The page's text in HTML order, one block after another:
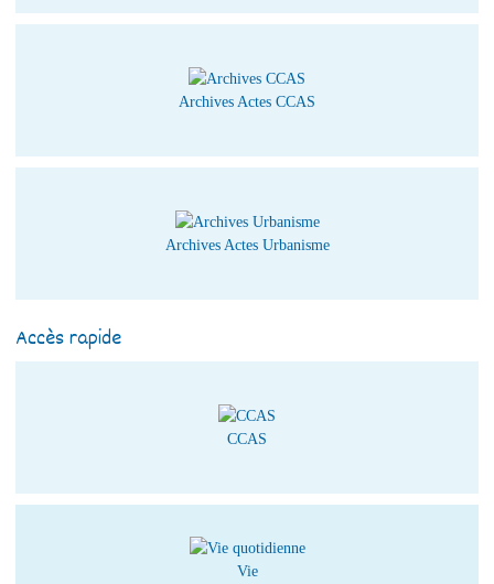
Archives Actes CCAS
Archives Actes Urbanisme
Accès rapide
CCAS
Vie